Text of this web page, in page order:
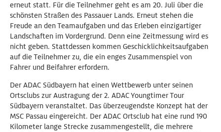
erneut statt. Für die Teilnehmer geht es am 20. Juli über die
schönsten Straßen des Passauer Lands. Erneut stehen die
Freude an den Teamaufgaben und das Erleben einzigartiger
Landschaften im Vordergrund. Denn eine Zeitmessung wird es
nicht geben. Stattdessen kommen Geschicklichkeitsaufgaben
auf die Teilnehmer zu, die ein enges Zusammenspiel von
Fahrer und Beifahrer erfordern.
Der ADAC Südbayern hat einen Wettbewerb unter seinen
Ortsclubs zur Austragung der 2. ADAC Youngtimer Tour
Südbayern veranstaltet. Das überzeugendste Konzept hat der
MSC Passau eingereicht. Der ADAC Ortsclub hat eine rund 190
Kilometer lange Strecke zusammengestellt, die mehrere